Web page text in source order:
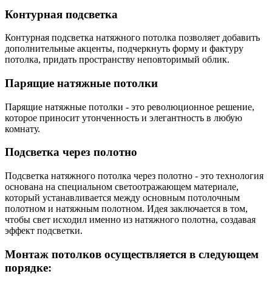
Контурная подсветка
Контурная подсветка натяжного потолка позволяет добавить
дополнительные акценты, подчеркнуть форму и фактуру
потолка, придать пространству неповторимый облик.
Парящие натяжные потолки
Парящие натяжные потолки - это революционное решение,
которое приносит утонченность и элегантность в любую
комнату.
Подсветка через полотно
Подсветка натяжного потолка через полотно - это технология
основана на специальном светоотражающем материале,
который устанавливается между основным потолочным
полотном и натяжным полотном. Идея заключается в том,
чтобы свет исходил именно из натяжного полотна, создавая
эффект подсветки.
Монтаж потолков осуществляется в следующем
порядке: